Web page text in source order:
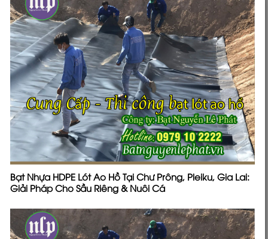
Bạt Nhựa HDPE Lót Ao Hồ Tại Chư Prông, Pleiku, Gia Lai:
Giải Pháp Cho Sầu Riêng & Nuôi Cá